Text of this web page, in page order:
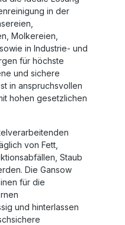
in der
Molkereien
in Industrie- und
für höchste
und sichere
in anspruchsvollen
hohen gesetzlichen
von Fett,
Staub
Die Gansow
für die
und hinterlassen